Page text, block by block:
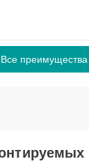
Все преимущества